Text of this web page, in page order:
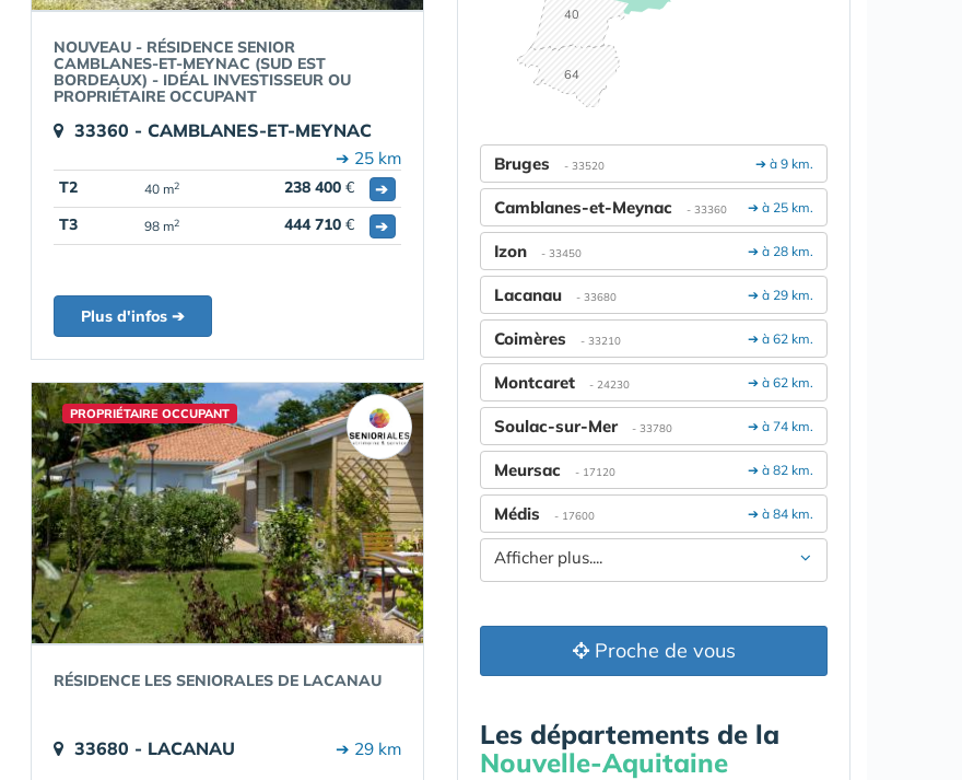
NOUVEAU - RÉSIDENCE SENIOR
CAMBLANES-ET-MEYNAC (SUD EST
BORDEAUX) - IDÉAL INVESTISSEUR OU
PROPRIÉTAIRE OCCUPANT
33360 - CAMBLANES-ET-MEYNAC
➔ 25 km
T2 40 m2 238 400 €
➔
T3
98 m2 444 710 € ➔
Plus d'infos ➔
PROPRIÉTAIRE OCCUPANT
RÉSIDENCE LES SENIORALES DE LACANAU
33680 - LACANAU ➔ 29 km
40
64
➔ à 9 km.
Bruges - 33520
➔ à 25 km.
Camblanes-et-Meynac - 33360
➔ à 28 km.
Izon - 33450
➔ à 29 km.
Lacanau - 33680
➔ à 62 km.
Coimères - 33210
➔ à 62 km.
Montcaret - 24230
➔ à 74 km.
Soulac-sur-Mer - 33780
➔ à 82 km.
Meursac - 17120
➔ à 84 km.
Médis - 17600
Afficher plus....
Proche de vous
Les départements de la
Nouvelle-Aquitaine